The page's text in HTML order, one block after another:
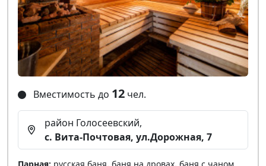
Вместимость до 12 чел.
район Голосеевский,
с. Вита-Почтовая, ул.Дорожная, 7